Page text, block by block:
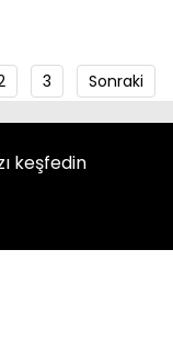
3 Sonraki
keşfedin